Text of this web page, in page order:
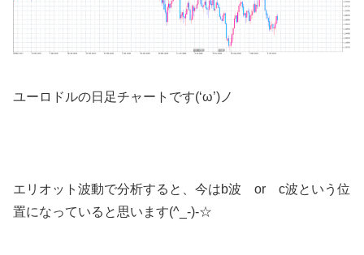
ユーロドルの日足チャートです(‘ω’)ノ
エリオット波動で分析すると、今はb波 or c波という位
置になっていると思います(^_-)-☆